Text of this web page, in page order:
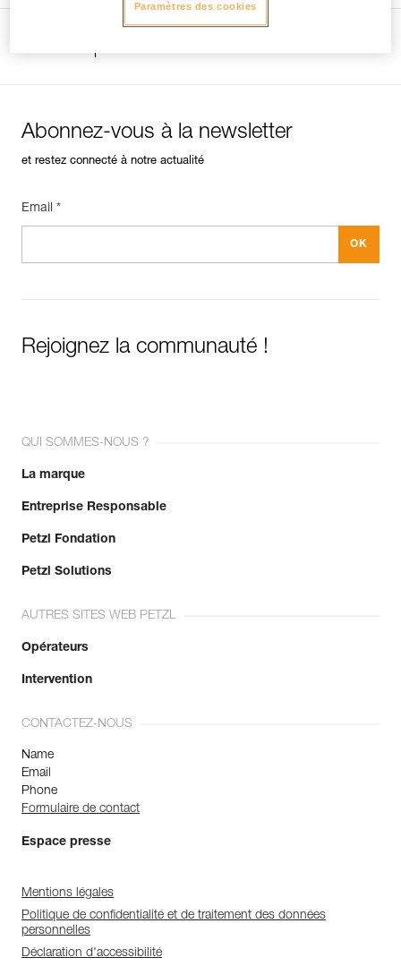
Spécifications référence(s)
Référence : P11
Conditionnement : 1
Déclaration de conformité
Télécharger le pdf UE Déclaration de conformité Petzl
FAQ
Autres produits
Abonnez-vous à la newsletter
et restez connecté à notre actualité
Email *
Rejoignez la communauté !
QUI SOMMES-NOUS ?
La marque
Entreprise Responsable
Petzl Fondation
Petzl Solutions
AUTRES SITES WEB PETZL
Opérateurs
Intervention
CONTACTEZ-NOUS
Name
Email
Phone
Formulaire de contact
Espace presse
Mentions légales
Politique de confidentialité et de traitement des données
personnelles
Déclaration d'accessibilité
Paramètres des cookies